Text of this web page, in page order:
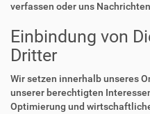
verfassen oder uns
Einbindung von
Dritter
Wir setzen innerhalb unseres
unserer berechtigten
Optimierung und